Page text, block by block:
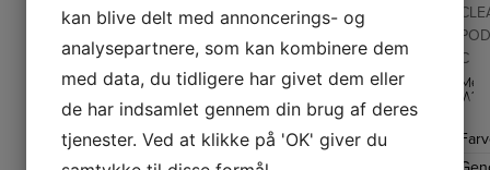
Barbermaskinen
er
100%
vandtæt
og
giver
mulighed
at
Farve
Sølv
Genopladelig
barberhoved
hoved
med
tryk
Genopladelig
C
Med
Wet
kan
kan blive delt med annoncerings- og
analysepartnere, som kan kombinere dem
med data, du tidligere har givet dem eller
de har indsamlet gennem din brug af deres
tjenester. Ved at klikke på 'OK' giver du